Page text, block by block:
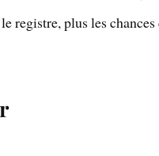
registre, plus les